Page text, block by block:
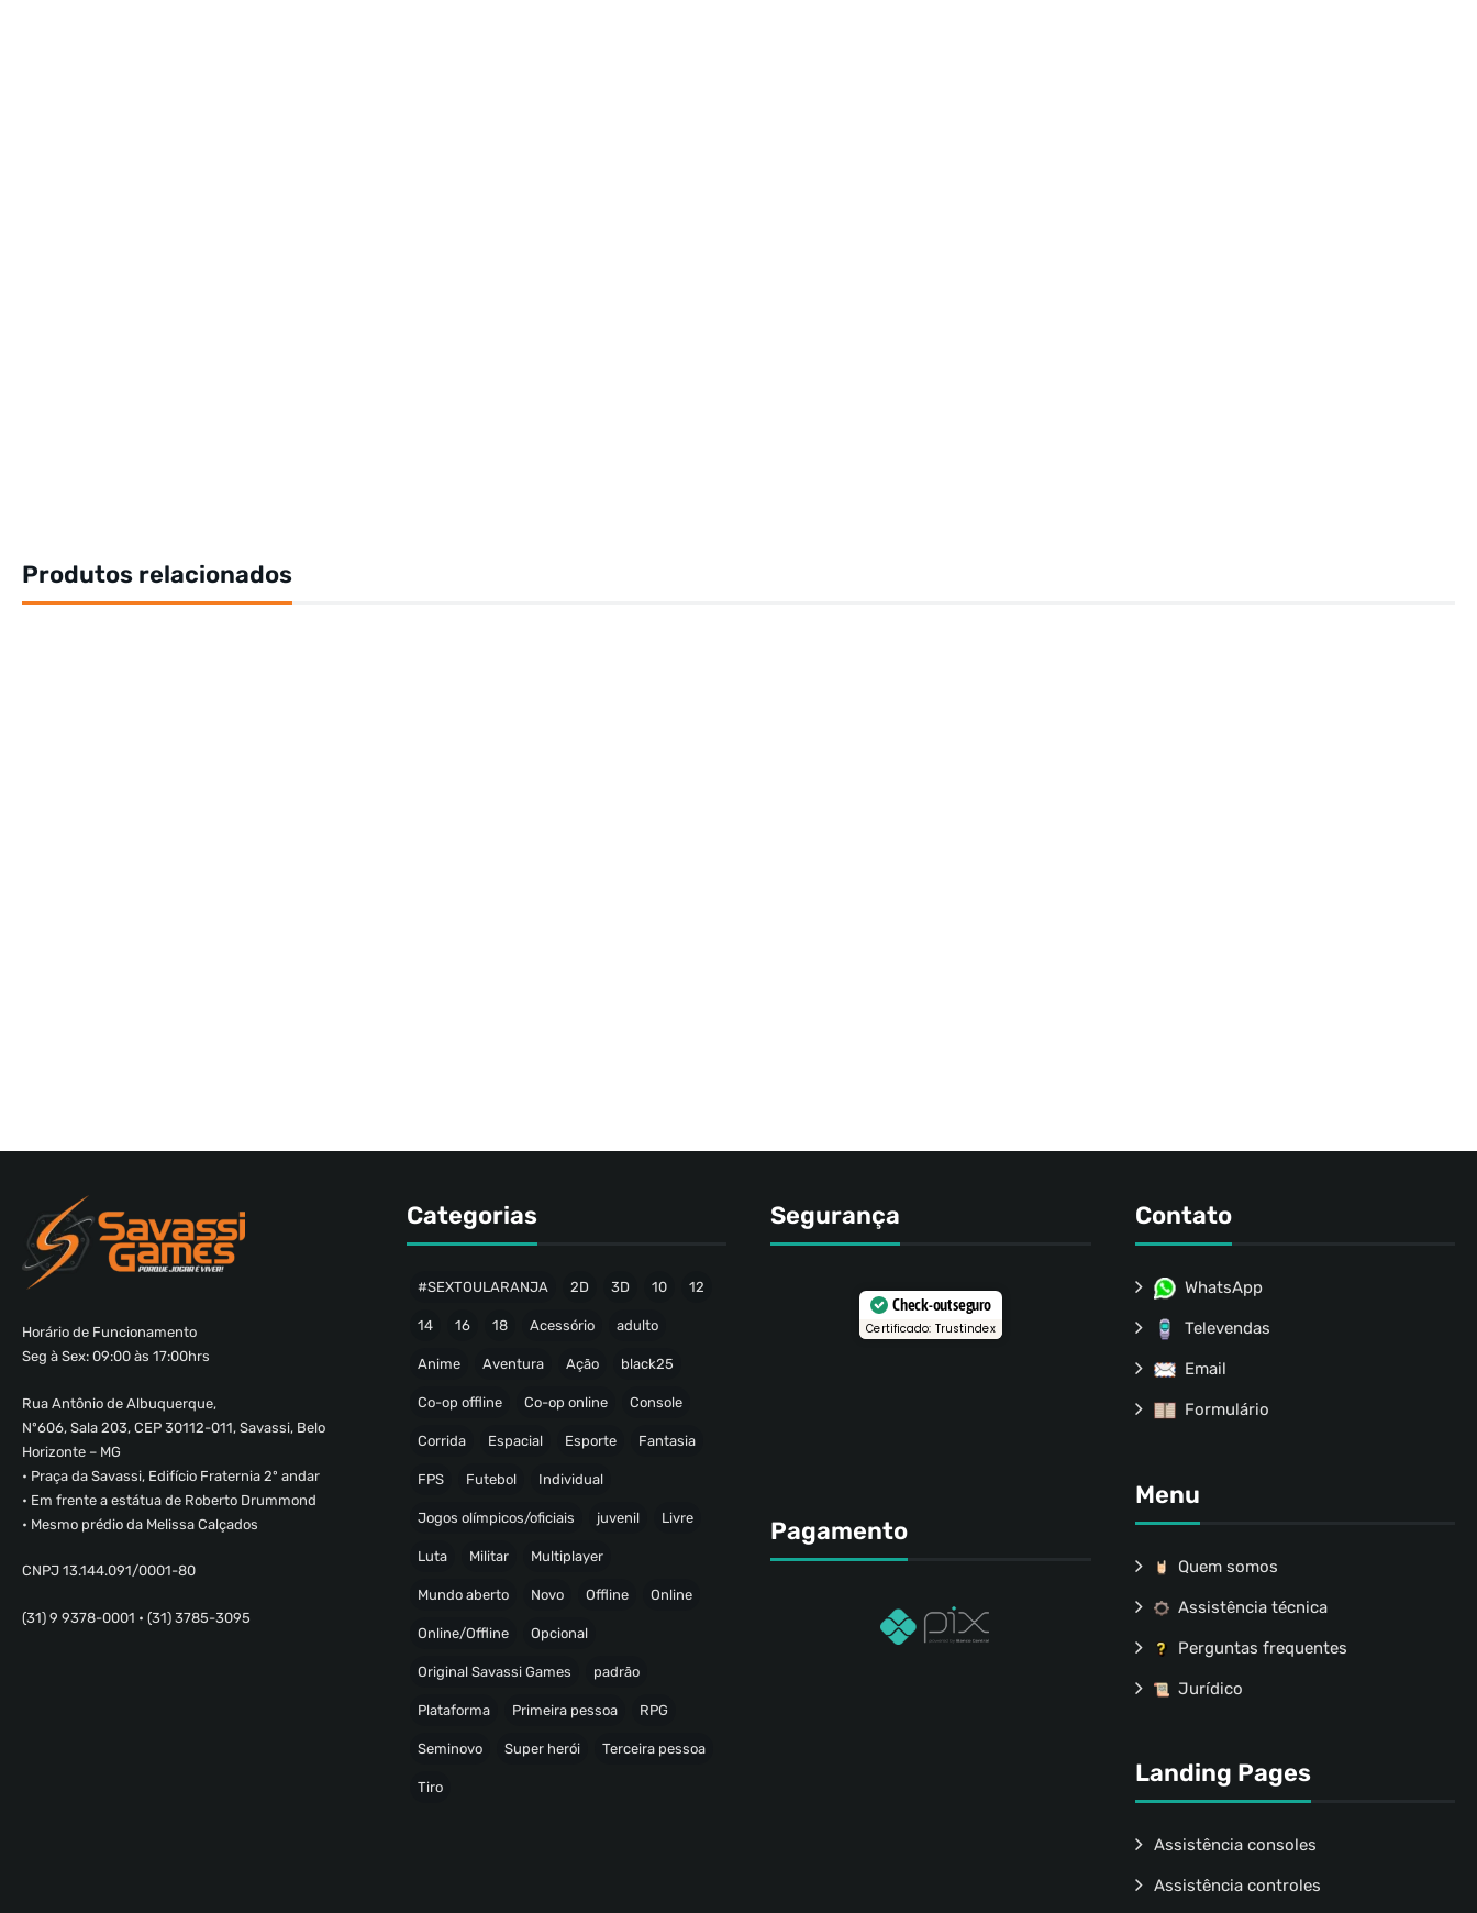
Produtos relacionados
Horário de Funcionamento
Seg à Sex: 09:00 às 17:00hrs
Rua Antônio de Albuquerque,
Nº606, Sala 203, CEP 30112-011, Savassi, Belo
Horizonte – MG
• Praça da Savassi, Edifício Fraternia 2º andar
• Em frente a estátua de Roberto Drummond
• Mesmo prédio da Melissa Calçados
CNPJ 13.144.091/0001-80
(31) 9 9378-0001 • (31) 3785-3095
Categorias
#SEXTOULARANJA 2D 3D 10 12
14 16 18 Acessório adulto
Anime Aventura Ação black25
Co-op offline Co-op online Console
Corrida Espacial Esporte Fantasia
FPS Futebol Individual
Jogos olímpicos/oficiais juvenil Livre
Luta Militar Multiplayer
Mundo aberto Novo Offline Online
Online/Offline Opcional
Original Savassi Games padrão
Plataforma Primeira pessoa RPG
Seminovo Super herói Terceira pessoa
Tiro
Segurança
Check-out seguro
Certificado: Trustindex
Pagamento
Contato
WhatsApp
Televendas
Email
Formulário
Menu
Quem somos
Assistência técnica
Perguntas frequentes
Jurídico
Landing Pages
Assistência consoles
Assistência controles